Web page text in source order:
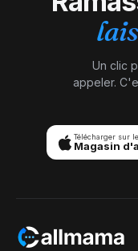
Un clic
appeler.
Télécharger sur le
Magasin